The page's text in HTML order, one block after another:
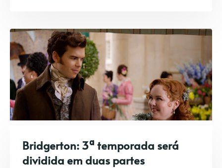
Bridgerton: 3ª temporada será
dividida em duas partes